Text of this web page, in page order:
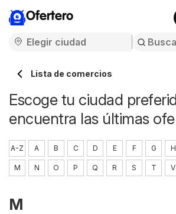
Ofertero
Lista de comercios
Escoge tu ciudad
encuentra las últimas
A-Z A B C D E F G H
M N O P Q R S T V
M